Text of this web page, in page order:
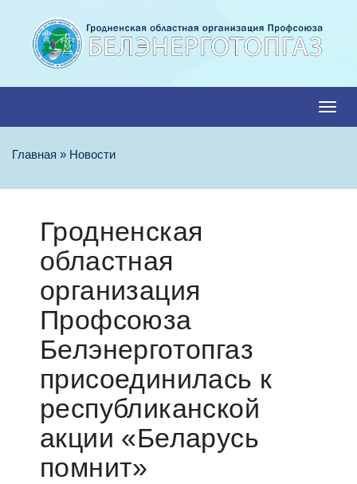
Меню
Главная » Новости
Гродненская
областная
организация
Профсоюза
Белэнерготопгаз
присоединилась к
республиканской
акции «Беларусь
помнит»